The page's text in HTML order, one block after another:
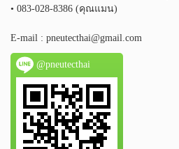
• 083-028-8386 (คุณแมน)
E-mail : pneutecthai@gmail.com
@pneutecthai